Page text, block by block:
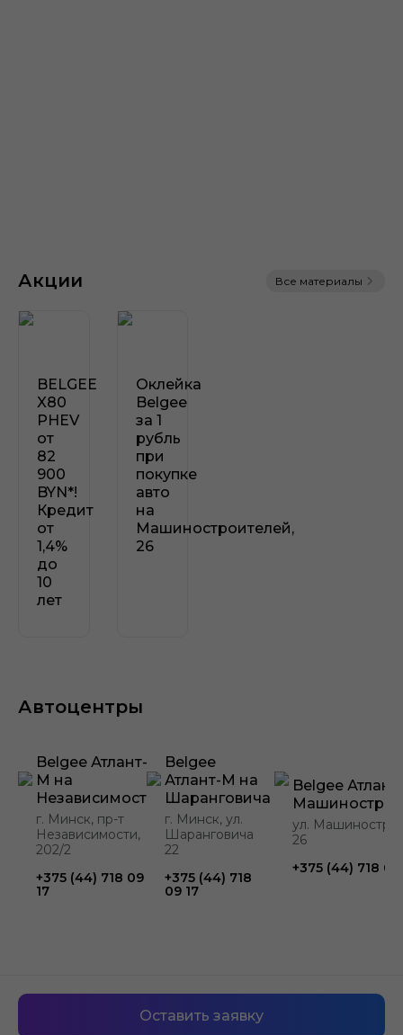
72 месяца
Акции Все материалы
BELGEE
X80
PHEV
от
82
900
BYN*!
Кредит
от
1,4%
до
10
лет
Оклейка
Belgee
за 1
рубль
при
покупке
авто
на
Машиностроителей,
26
Автоцентры
Belgee Атлант-
М на
Независимости
г. Минск, пр-т
Независимости,
202/2
+375 (44) 718 09
17
Belgee
Атлант-М на
Шаранговича
г. Минск, ул.
Шаранговича
22
+375 (44) 718
09 17
Belgee
ул.
26
+375 (44) 718 09
Оставить заявку